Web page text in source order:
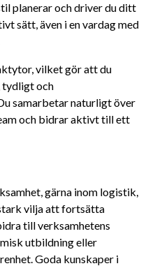
planerar och driver du ditt
sätt, även i en vardag med
vilket gör att du
tydligt och
samarbetar naturligt över
och bidrar aktivt till ett
gärna inom logistik,
vilja att fortsätta
till verksamhetens
utbildning eller
Goda kunskaper i